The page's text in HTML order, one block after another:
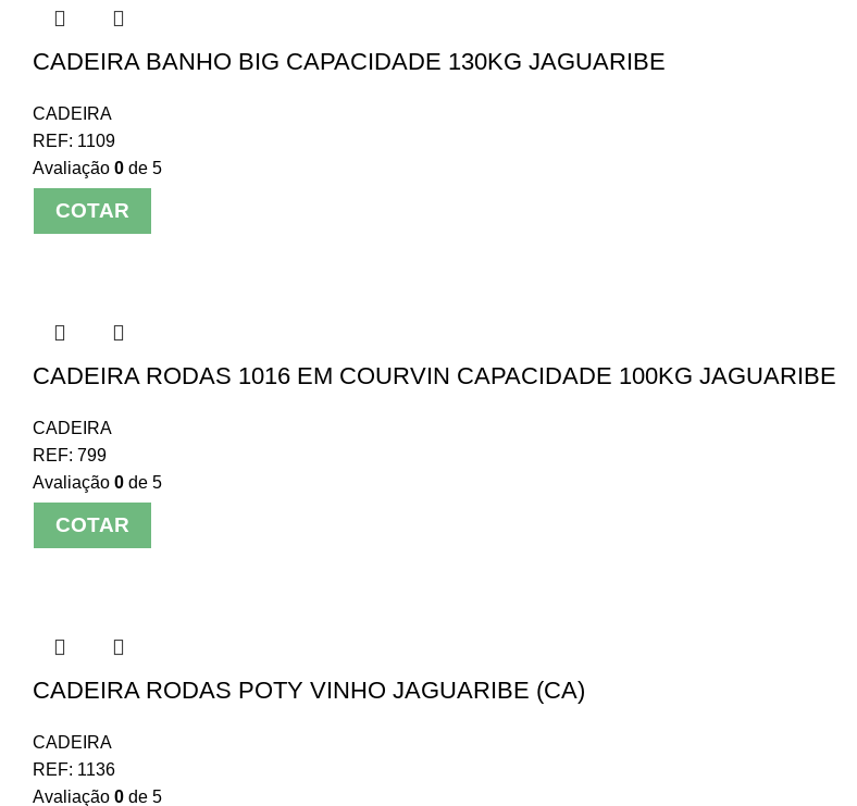
CADEIRA BANHO BIG CAPACIDADE 130KG JAGUARIBE
CADEIRA
REF: 1109
Avaliação 0 de 5
COTAR
CADEIRA RODAS 1016 EM COURVIN CAPACIDADE 100KG JAGUARIBE
CADEIRA
REF: 799
Avaliação 0 de 5
COTAR
CADEIRA RODAS POTY VINHO JAGUARIBE (CA)
CADEIRA
REF: 1136
Avaliação 0 de 5